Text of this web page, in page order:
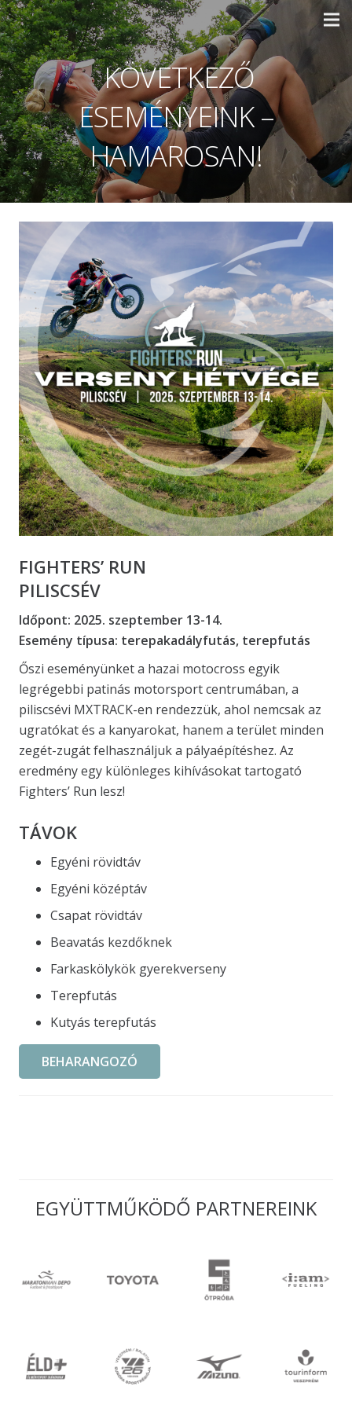
KÖVETKEZŐ
ESEMÉNYEINK –
HAMAROSAN!
FIGHTERS’ RUN
PILISCSÉV
Időpont: 2025. szeptember 13-14.
Esemény típusa: terepakadályfutás, terepfutás
Őszi eseményünket a hazai motocross egyik
legrégebbi patinás motorsport centrumában, a
piliscsévi MXTRACK-en rendezzük, ahol nemcsak az
ugratókat és a kanyarokat, hanem a terület minden
zegét-zugát felhasználjuk a pályaépítéshez. Az
eredmény egy különleges kihívásokat tartogató
Fighters’ Run lesz!
TÁVOK
Egyéni rövidtáv
Egyéni középtáv
Csapat rövidtáv
Beavatás kezdőknek
Farkaskölykök gyerekverseny
Terepfutás
Kutyás terepfutás
BEHARANGOZÓ
EGYÜTTMŰKÖDŐ PARTNEREINK